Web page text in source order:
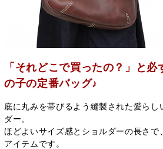
「それどこで買ったの？」と
の子の定番バッグ♪
底に丸みを帯びるよう縫製された愛ら
ダー。
ほどよいサイズ感とショルダーの長さで
アイテムです。